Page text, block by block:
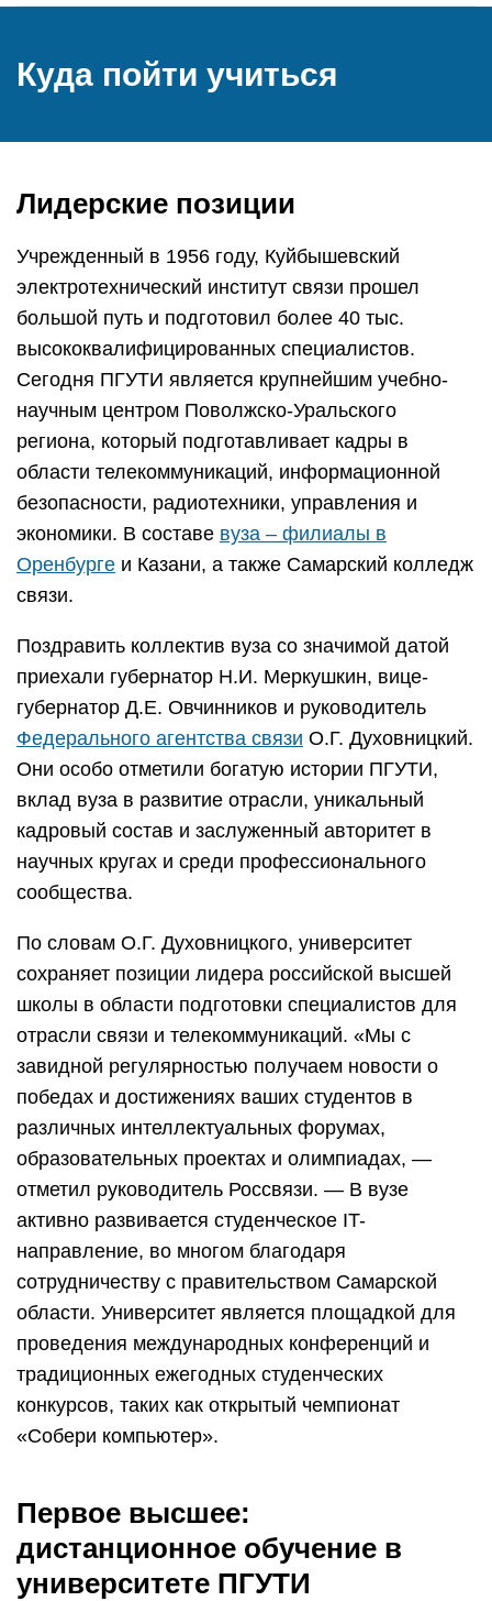
Куда пойти учиться
Лидерские позиции
Учрежденный в 1956 году, Куйбышевский
электротехнический институт связи прошел
большой путь и подготовил более 40 тыс.
высококвалифицированных специалистов.
Сегодня ПГУТИ является крупнейшим учебно-
научным центром Поволжско-Уральского
региона, который подготавливает кадры в
области телекоммуникаций, информационной
безопасности, радиотехники, управления и
экономики. В составе вуза – филиалы в
Оренбурге и Казани, а также Самарский колледж
связи.
Поздравить коллектив вуза со значимой датой
приехали губернатор Н.И. Меркушкин, вице-
губернатор Д.Е. Овчинников и руководитель
Федерального агентства связи О.Г. Духовницкий.
Они особо отметили богатую истории ПГУТИ,
вклад вуза в развитие отрасли, уникальный
кадровый состав и заслуженный авторитет в
научных кругах и среди профессионального
сообщества.
По словам О.Г. Духовницкого, университет
сохраняет позиции лидера российской высшей
школы в области подготовки специалистов для
отрасли связи и телекоммуникаций. «Мы с
завидной регулярностью получаем новости о
победах и достижениях ваших студентов в
различных интеллектуальных форумах,
образовательных проектах и олимпиадах, —
отметил руководитель Россвязи. — В вузе
активно развивается студенческое IT-
направление, во многом благодаря
сотрудничеству с правительством Самарской
области. Университет является площадкой для
проведения международных конференций и
традиционных ежегодных студенческих
конкурсов, таких как открытый чемпионат
«Собери компьютер».
Первое высшее:
дистанционное обучение в
университете ПГУТИ